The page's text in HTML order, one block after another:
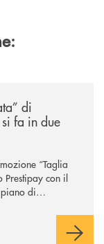
di
fa in due
“Taglia
Prestipay con il
di